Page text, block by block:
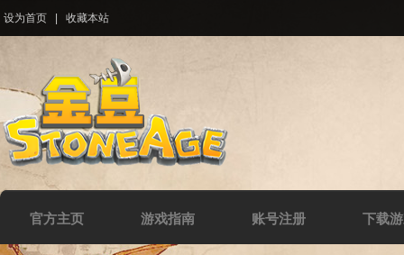
设为首页 收藏本站
官方主页 游戏指南 账号注册 下载